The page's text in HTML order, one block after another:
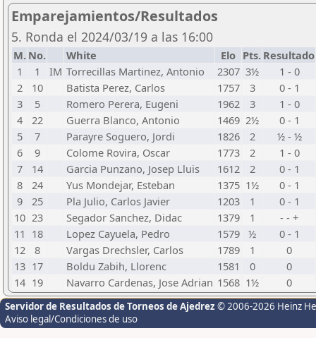
Emparejamientos/Resultados
5. Ronda el 2024/03/19 a las 16:00
M. No. White Elo Pts. Resultado
1
1 IM Torrecillas Martinez, Antonio 2307 3½
1 - 0
2
10 Batista Perez, Carlos 1757 3
0 - 1
3
5 Romero Perera, Eugeni 1962 3
1 - 0
4
22 Guerra Blanco, Antonio 1469 2½
0 - 1
5
7 Parayre Soguero, Jordi 1826 2
½ - ½
6
9 Colome Rovira, Oscar 1773 2
1 - 0
7
14 Garcia Punzano, Josep Lluis 1612 2
0 - 1
8
24 Yus Mondejar, Esteban 1375 1½
0 - 1
9
25 Pla Julio, Carlos Javier 1203 1
0 - 1
10 23 Segador Sanchez, Didac 1379 1
- - +
11 18 Lopez Cayuela, Pedro 1579 ½
0 - 1
12
8 Vargas Drechsler, Carlos 1789 1
0
13 17 Boldu Zabih, Llorenc 1581 0
0
14 19 Navarro Cardenas, Jose Adrian 1568 1½ 0
Servidor de Resultados de Torneos de Ajedrez © 2006-2026 Heinz
Aviso legal/Condiciones de uso